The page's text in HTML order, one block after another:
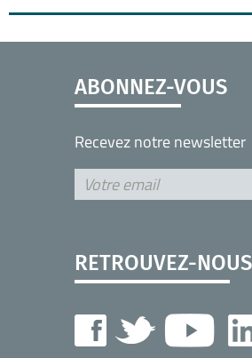
ABONNEZ-VOUS
Recevez notre newsletter
RETROUVEZ-